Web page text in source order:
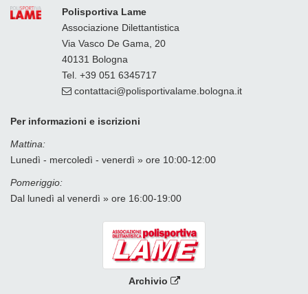
Polisportiva Lame
Associazione Dilettantistica
Via Vasco De Gama, 20
40131 Bologna
Tel. +39 051 6345717
contattaci
polisportivalame.bologna it
Per informazioni e iscrizioni
Mattina:
Lunedì - mercoledì - venerdì » ore 10:00-12:00
Pomeriggio:
Dal lunedì al venerdì » ore 16:00-19:00
Archivio